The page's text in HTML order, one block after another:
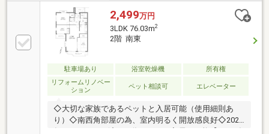
2,499万円
3LDK 76.03m2
2階 南東
駐車場あり 浴室乾燥機
所有権
リフォームリノベー
ション
ペット相談可 エレベーター
◇大切な家族であるペットと入居可能（使用細則あ
り）◇南西角部屋の為、室内明るく開放感良好◇2025